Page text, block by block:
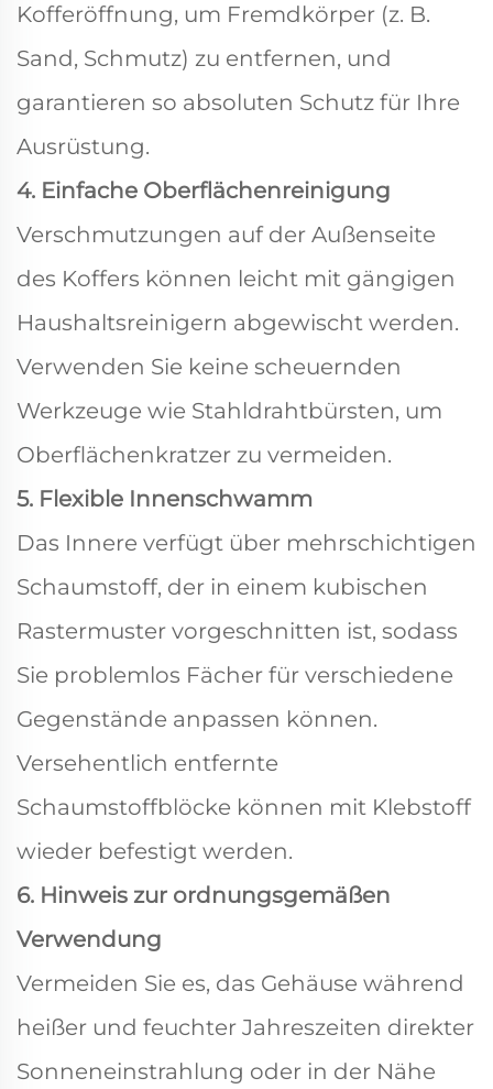
Kofferöffnung, um Fremdkörper (z. B.
Sand, Schmutz) zu entfernen, und
garantieren so absoluten Schutz für Ihre
Ausrüstung.
4. Einfache Oberflächenreinigung
Verschmutzungen auf der Außenseite
des Koffers können leicht mit gängigen
Haushaltsreinigern abgewischt werden.
Verwenden Sie keine scheuernden
Werkzeuge wie Stahldrahtbürsten, um
Oberflächenkratzer zu vermeiden.
5. Flexible Innenschwamm
Das Innere verfügt über mehrschichtigen
Schaumstoff, der in einem kubischen
Rastermuster vorgeschnitten ist, sodass
Sie problemlos Fächer für verschiedene
Gegenstände anpassen können.
Versehentlich entfernte
Schaumstoffblöcke können mit Klebstoff
wieder befestigt werden.
6. Hinweis zur ordnungsgemäßen
Verwendung
Vermeiden Sie es, das Gehäuse während
heißer und feuchter Jahreszeiten direkter
Sonneneinstrahlung oder in der Nähe